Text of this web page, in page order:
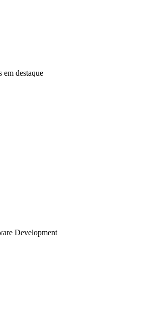
em destaque
Development